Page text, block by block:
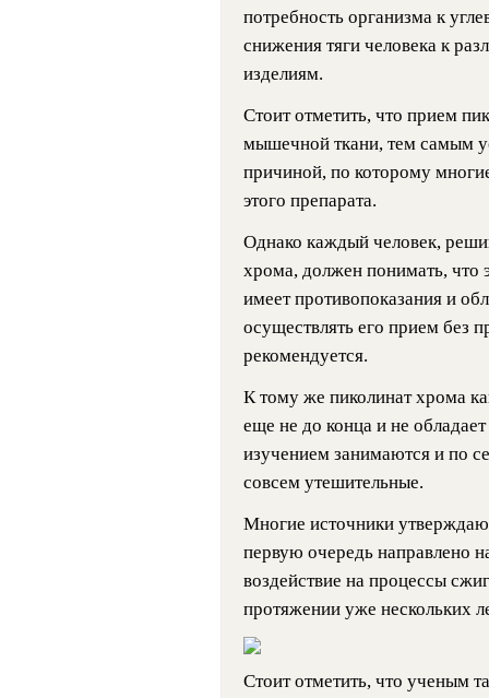
потребность организма к
снижения тяги человека к
изделиям.
Стоит отметить, что прием
мышечной ткани, тем самым
причиной, по которому
этого препарата.
Однако каждый человек,
хрома, должен понимать, что
имеет противопоказания и
осуществлять его прием без
рекомендуется.
К тому же пиколинат хрома
еще не до конца и не
изучением занимаются и по
совсем утешительные.
Многие источники
первую очередь направлено
воздействие на процессы
протяжении уже нескольких
Стоит отметить, что ученым